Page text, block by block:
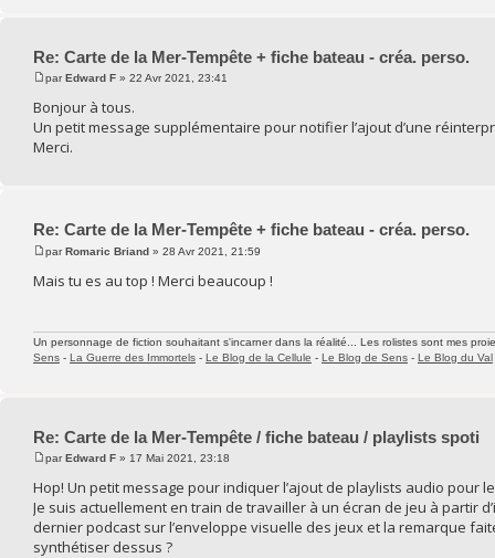
Re: Carte de la Mer-Tempête + fiche bateau - créa. perso.
parEdward F » 22 Avr 2021, 23:41
Bonjour à tous.
Un petit message supplémentaire pour notifier l’ajout d’une
Merci.
Re: Carte de la Mer-Tempête + fiche bateau - créa. perso.
parRomaric Briand » 28 Avr 2021, 21:59
Mais tu es au top ! Merci beaucoup !
Un personnage de fiction souhaitant s'incarner dans la réalité... Les rolistes sont mes
Sens - La Guerre des Immortels - Le Blog de la Cellule - Le Blog de Sens - Le Blog du Val
Re: Carte de la Mer-Tempête / fiche bateau / playlists spoti
parEdward F » 17 Mai 2021, 23:18
Hop! Un petit message pour indiquer l’ajout de playlists audio pour
Je suis actuellement en train de travailler à un écran de jeu à partir
dernier podcast sur l’enveloppe visuelle des jeux et la remarque
synthétiser dessus ?